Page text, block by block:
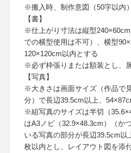
※搬入時、制作意図（50字以内
【書】
※仕上がり寸法は縦型
での横型使用は不可）、横型
120×120cm以内とする
※必ず枠張りまたは額装とし、
【写真】
※大きさは画面サイズ（作品で
分）で長辺39.5cm以上、
※組写真のサイズは半切（
はA3ノビ（32.9×48.3cm）（か
いる写真の部分が長辺39.5cm以
枚以内とし、レイアウト図を添